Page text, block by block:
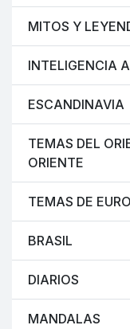
MITOS Y
INTELIGENCIA
ESCANDINAVIA
TEMAS DEL
ORIENTE
TEMAS DE
BRASIL
DIARIOS
MANDALAS